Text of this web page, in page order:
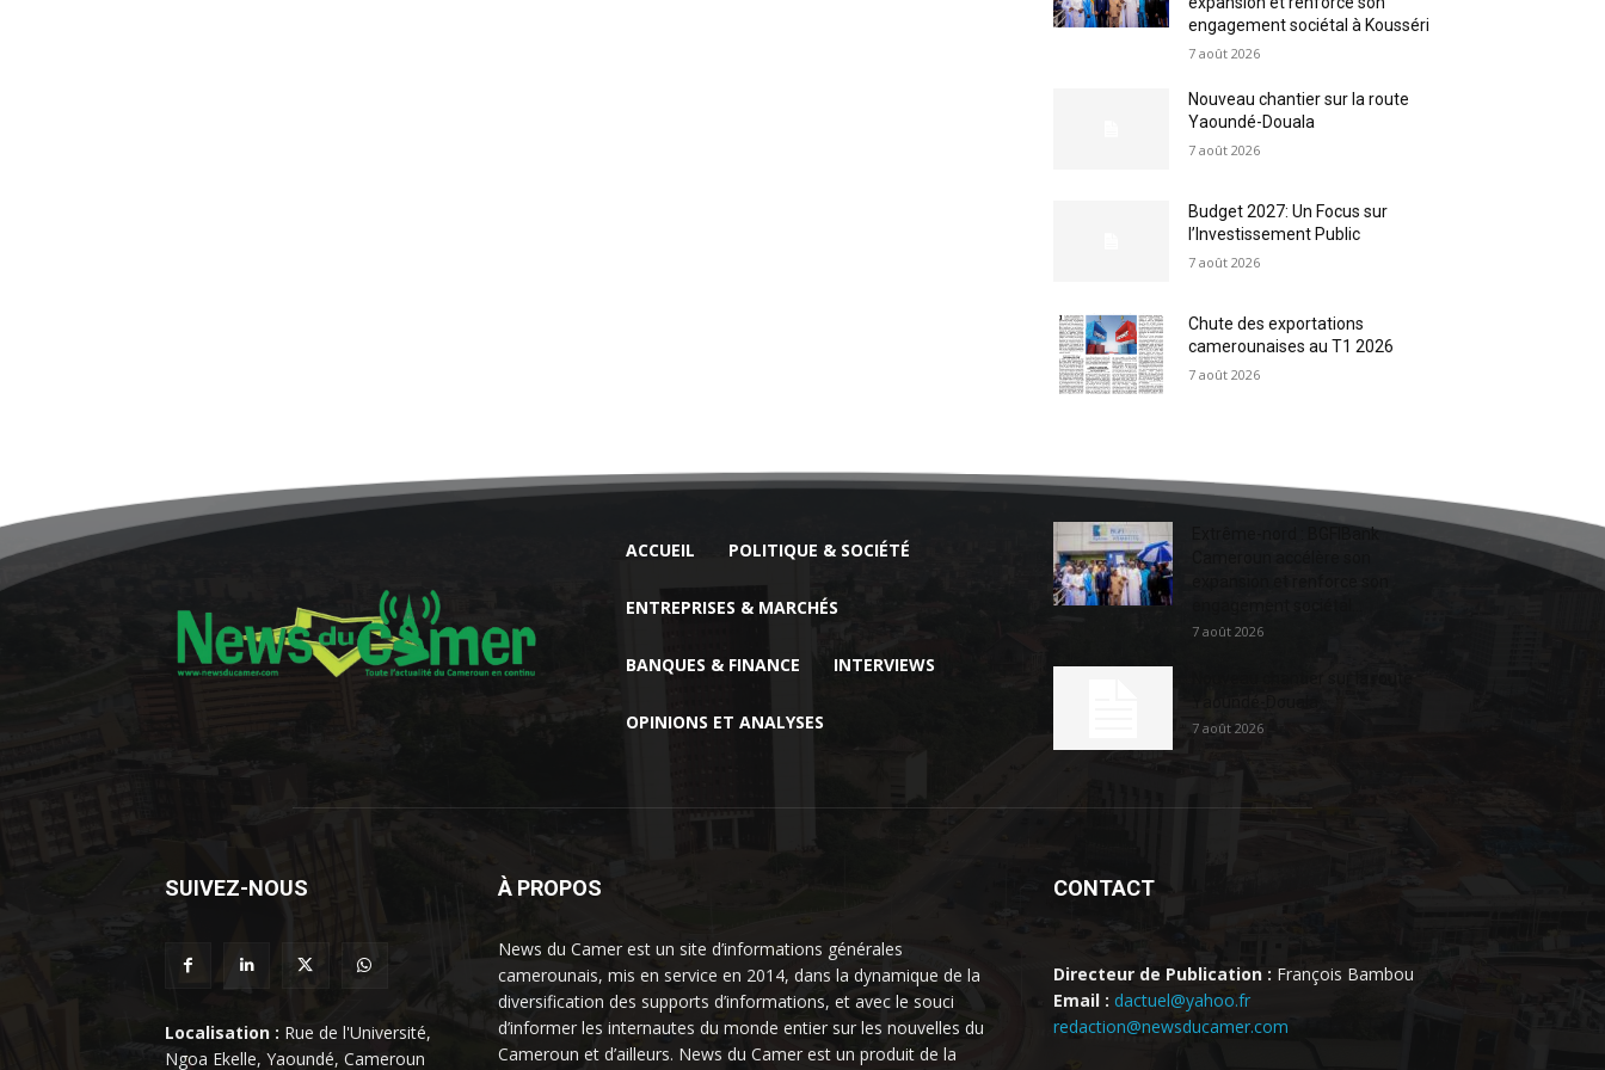
engagement sociétal à Kousséri
7 août 2026
Nouveau chantier sur la route
Yaoundé-Douala
7 août 2026
Budget 2027: Un Focus sur
l’Investissement Public
7 août 2026
Chute des exportations
camerounaises au T1 2026
7 août 2026
ACCUEIL POLITIQUE & SOCIÉTÉ
ENTREPRISES & MARCHÉS
BANQUES & FINANCE INTERVIEWS
OPINIONS ET ANALYSES
Extrême-nord : BGFIBank
7 août 2026
7 août 2026
SUIVEZ-NOUS
Localisation : Rue de l'Université,
Ngoa Ekelle, Yaoundé, Cameroun
À PROPOS
News du Camer est un site d’informations générales
camerounais, mis en service en 2014, dans la dynamique de la
diversification des supports d’informations, et avec le souci
d’informer les internautes du monde entier sur les nouvelles du
Cameroun et d’ailleurs. News du Camer est un produit de la
CONTACT
Directeur de Publication : François Bambou
Email : dactuel@yahoo.fr
redaction@newsducamer.com